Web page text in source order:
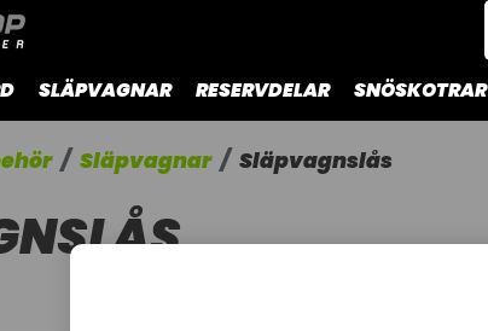
SLÄPVAGNAR RESERVDELAR SNÖSKOTRAR
Släpvagnar Släpvagnslås